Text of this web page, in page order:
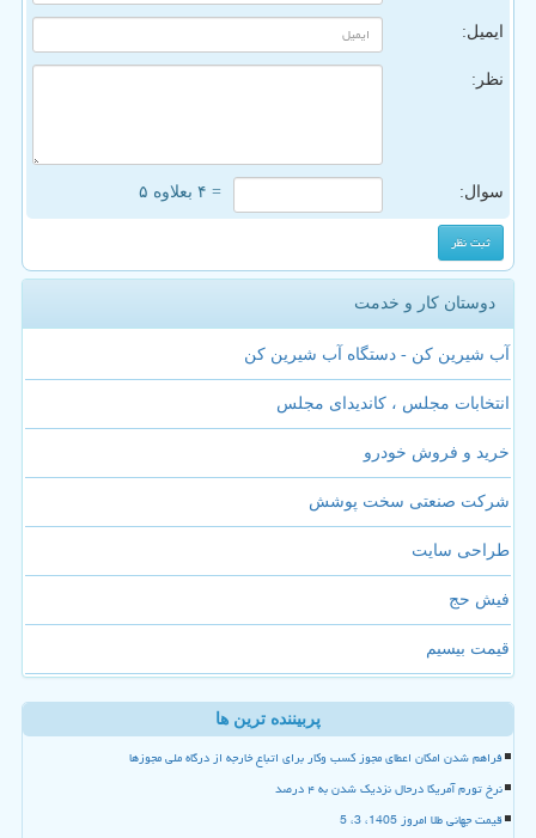
ایمیل:
نظر:
سوال: = ۴ بعلاوه ۵
دوستان کار و خدمت
آب شیرین کن - دستگاه آب شیرین کن
انتخابات مجلس ، کاندیدای مجلس
خرید و فروش خودرو
شرکت صنعتی سخت پوشش
طراحی سایت
فیش حج
قیمت بیسیم
پربیننده ترین ها
فراهم شدن امکان اعطای مجوز کسب وکار برای اتباع خارجه از درگاه ملی مجوزها
نرخ تورم آمریکا درحال نزدیک شدن به ۴ درصد
قیمت جهانی طلا امروز 1405، 3، 5